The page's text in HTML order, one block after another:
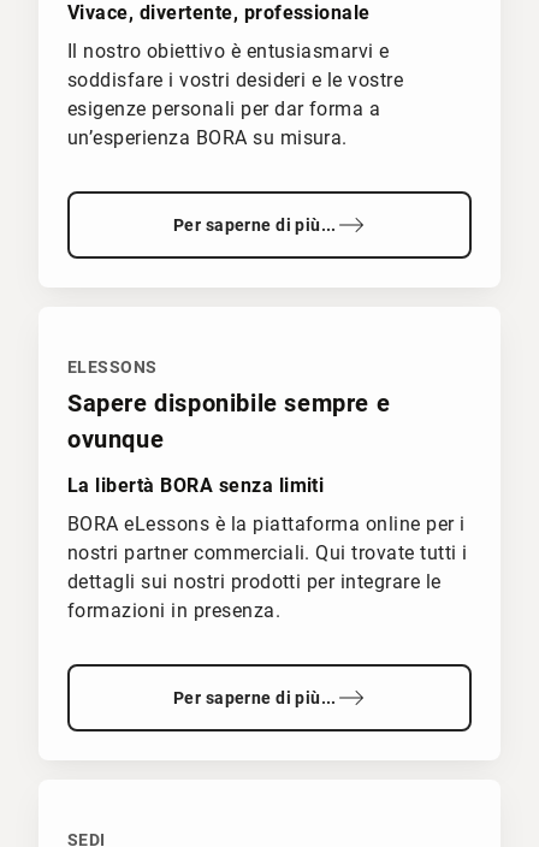
Vivace, divertente, professionale
Il nostro obiettivo è entusiasmarvi e
soddisfare i vostri desideri e le vostre
esigenze personali per dar forma a
un’esperienza BORA su misura.
Per saperne di più...
ELESSONS
Sapere disponibile sempre e
ovunque
La libertà BORA senza limiti
BORA eLessons è la piattaforma online per i
nostri partner commerciali. Qui trovate tutti i
dettagli sui nostri prodotti per integrare le
formazioni in presenza.
Per saperne di più...
SEDI